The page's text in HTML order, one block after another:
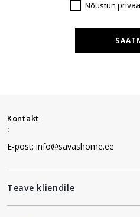
Nõustun
Kontakt
:
E-post: info@savashome.ee
Teave kliendile